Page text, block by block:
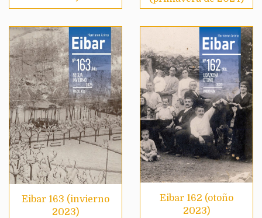
Eibar 163 (invierno
2023)
Eibar 162 (otoño
2023)